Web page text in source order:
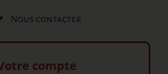
Nous contacter
compte